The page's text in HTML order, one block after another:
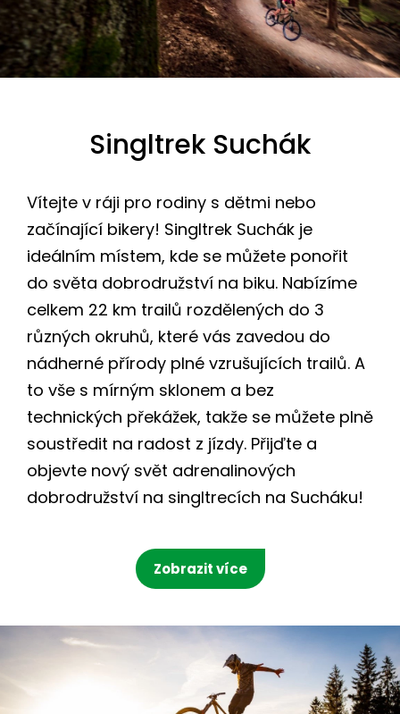
Singltrek Suchák
Vítejte v ráji pro rodiny s dětmi nebo
začínající bikery! Singltrek Suchák je
ideálním místem, kde se můžete ponořit
do světa dobrodružství na biku. Nabízíme
celkem 22 km trailů rozdělených do 3
různých okruhů, které vás zavedou do
nádherné přírody plné vzrušujících trailů. A
to vše s mírným sklonem a bez
technických překážek, takže se můžete plně
soustředit na radost z jízdy. Přijďte a
objevte nový svět adrenalinových
dobrodružství na singltrecích na Sucháku!
Zobrazit více